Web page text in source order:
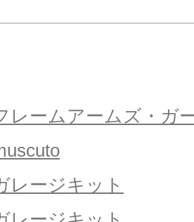
レームアームズ・ガ
レージキット